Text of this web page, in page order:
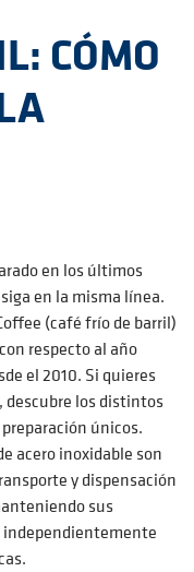
CÓMO
en los últimos
en la misma línea.
(café frío de barril)
respecto al año
el 2010. Si quieres
descubre los distintos
únicos.
acero inoxidable son
y dispensación
sus